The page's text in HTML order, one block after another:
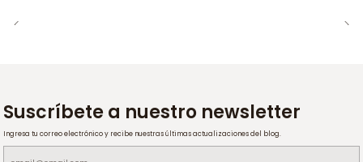
Suscríbete a nuestro newsletter
Ingresa tu correo electrónico y recibe nuestras últimas actualizaciones del blog.